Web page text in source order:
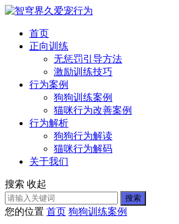
首页
正向训练
无惩罚引导方法
激励训练技巧
行为案例
狗狗训练案例
猫咪行为改善案例
行为解析
狗狗行为解读
猫咪行为解码
关于我们
搜索 收起
搜索
您的位置 首页 狗狗训练案例